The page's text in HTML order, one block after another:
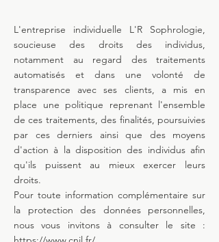
L'entreprise individuelle L'R Sophrologie,
soucieuse des droits des individus,
notamment au regard des traitements
automatisés et dans une volonté de
transparence avec ses clients, a mis en
place une politique reprenant l'ensemble
de ces traitements, des finalités, poursuivies
par ces derniers ainsi que des moyens
d'action à la disposition des individus afin
qu'ils puissent au mieux exercer leurs
droits.
Pour toute information complémentaire sur
la protection des données personnelles,
nous vous invitons à consulter le site :